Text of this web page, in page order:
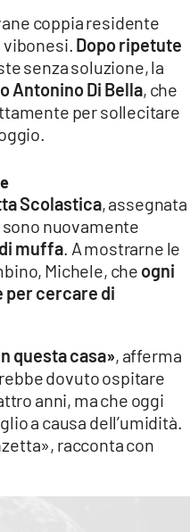
coppia residente
Dopo ripetute
senza soluzione, la
Antonino Di Bella, che
per sollecitare
Scolastica, assegnata
sono nuovamente
muffa . A mostrarne le
Michele, che ogni
per cercare di
questa casa», afferma
dovuto ospitare
anni, ma che oggi
a causa dell’umidità.
racconta con